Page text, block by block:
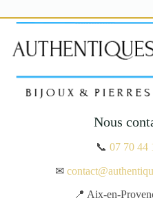
Nous
📞07 70 44
✉
📍 Aix-en-